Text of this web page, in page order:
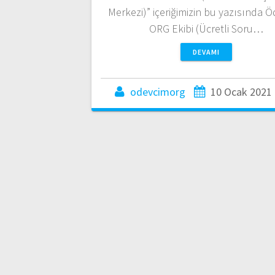
Merkezi)” içeriğimizin bu yazısında
ORG Ekibi (Ücretli Soru…
DEVAMI
odevcimorg 10 Ocak 2021